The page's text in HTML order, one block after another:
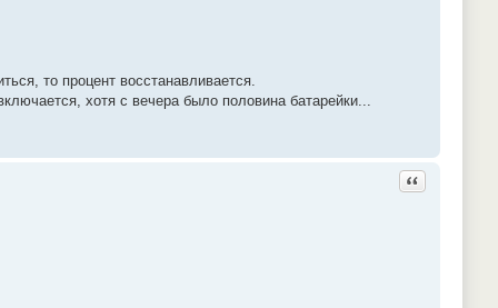
то процент восстанавливается.
хотя с вечера было половина батарейки...
Ответить с